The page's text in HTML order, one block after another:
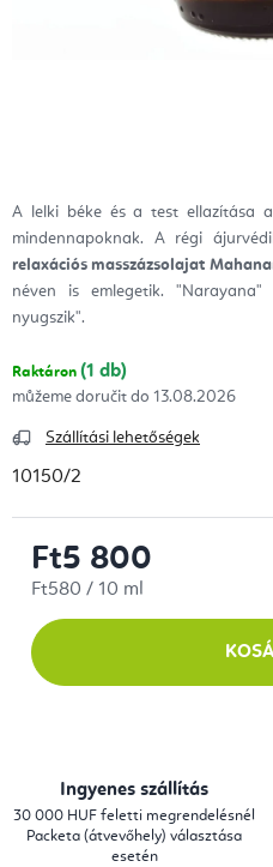
A lelki béke és a test ellazítása
mindennapoknak. A régi
relaxációs masszázsolajat
néven is emlegetik.
nyugszik".
Raktáron (1 db)
13.08.2026
Szállítási lehetőségek
10150/2
Ft5 800
Egységár:
Ft580 / 10 ml
Ingyenes szállítás
30 000 HUF feletti megrendelésnél
Packeta (átvevőhely) választása
esetén